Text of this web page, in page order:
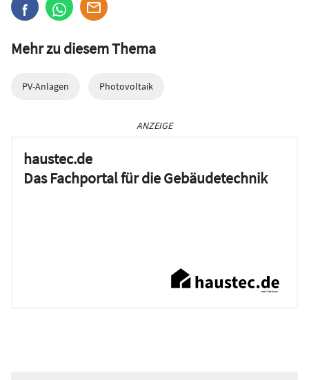
Mehr zu diesem Thema
PV-Anlagen Photovoltaik
ANZEIGE
haustec.de
Das Fachportal für die Gebäudetechnik